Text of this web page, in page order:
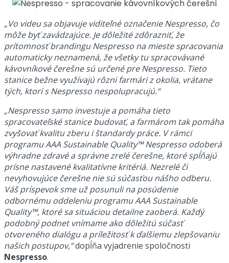
„Vo videu sa objavuje viditeľné označenie Nespresso, čo
môže byť zavádzajúce. Je dôležité zdôrazniť, že
prítomnosť brandingu Nespresso na mieste spracovania
automaticky neznamená, že všetky tu spracovávané
kávovníkové čerešne sú určené pre Nespresso. Tieto
stanice bežne využívajú rôzni farmári z okolia, vrátane
tých, ktorí s Nespresso nespolupracujú.“
„Nespresso samo investuje a pomáha tieto
spracovateľské stanice budovať, a farmárom tak pomáha
zvyšovať kvalitu zberu i štandardy práce. V rámci
programu AAA Sustainable Quality™ Nespresso odoberá
výhradne zdravé a správne zrelé čerešne, ktoré spĺňajú
prísne nastavené kvalitatívne kritériá. Nezrelé či
nevyhovujúce čerešne nie sú súčasťou nášho odberu.
Váš príspevok sme už posunuli na posúdenie
odbornému oddeleniu programu AAA Sustainable
Quality™, ktoré sa situáciou detailne zaoberá. Každý
podobný podnet vnímame ako dôležitú súčasť
otvoreného dialógu a príležitosť k ďalšiemu zlepšovaniu
našich postupov,“dopĺňa vyjadrenie spoločnosti
Nespresso.